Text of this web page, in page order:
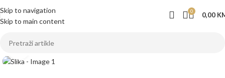
Skip to navigation
Skip to main content
0 0,00